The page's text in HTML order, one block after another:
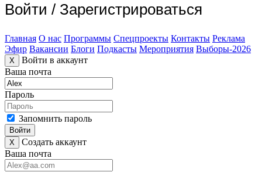
Войти / Зарегистрироваться
Главная О нас Программы Спецпроекты Контакты Реклама
Эфир Вакансии Блоги Подкасты Мероприятия Выборы-2026
X
Войти в аккаунт
Ваша почта
Пароль
Запомнить пароль
Войти
X
Создать аккаунт
Ваша почта